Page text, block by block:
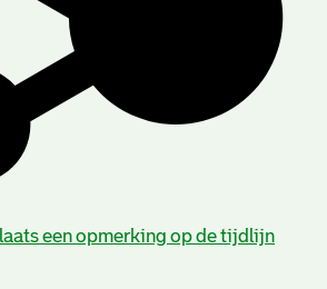
een opmerking op de tijdlijn